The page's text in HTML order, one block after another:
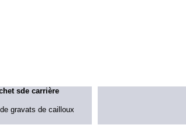
sde carrière
gravats de cailloux